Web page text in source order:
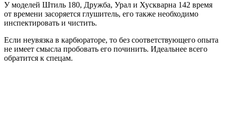
У моделей Штиль 180, Дружба, Урал и Хускварна 142 время
от времени засоряется глушитель, его также необходимо
инспектировать и чистить.
Если неувязка в карбюраторе, то без соответствующего опыта
не имеет смысла пробовать его починить. Идеальнее всего
обратится к спецам.